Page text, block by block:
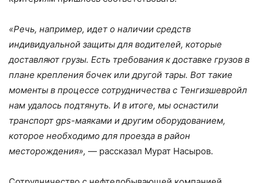
«Речь, например, идет о наличии средств
индивидуальной защиты для водителей, которые
доставляют грузы. Есть требования к доставке грузов в
плане крепления бочек или другой тары. Вот такие
моменты в процессе сотрудничества с Тенгизшевройл
нам удалось подтянуть. И в итоге, мы оснастили
транспорт gps-маяками и другим оборудованием,
которое необходимо для проезда в район
месторождения», — рассказал Мурат Насыров.